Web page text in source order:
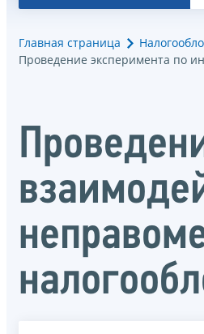
Главная страница
Проведение эксперимента по